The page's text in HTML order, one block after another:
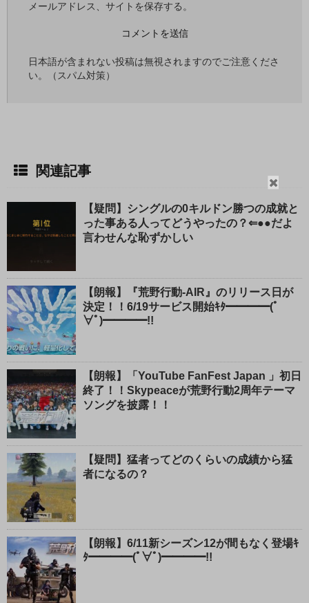
閉
じ
る
メールアドレス、サイトを保存する。
日本語が含まれない投稿は無視されますのでご注意くださ
い。（スパム対策）
関連記事
【疑問】シングルの0キルドン勝つの成就と
った事ある人ってどうやったの？⇐●●だよ
言わせんな恥ずかしい
【朗報】『荒野行動-AIR』のリリース日が
決定！！6/19サービス開始ｷﾀ━━━━(ﾟ
∀ﾟ)━━━━!!
【朗報】「YouTube FanFest Japan 」初日
終了！！Skypeaceが荒野行動2周年テーマ
ソングを披露！！
【疑問】猛者ってどのくらいの成績から猛
者になるの？
【朗報】6/11新シーズン12が間もなく登場ｷ
ﾀ━━━━(ﾟ∀ﾟ)━━━━!!